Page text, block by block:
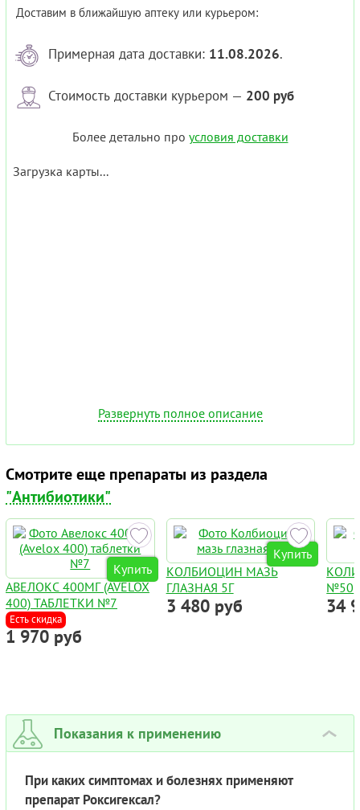
Доставим в ближайшую аптеку или курьером:
Примерная дата доставки: 11.08.2026.
Стоимость доставки курьером — 200 руб
Более детально про условия доставки
Загрузка карты...
Развернуть полное описание
Смотрите еще препараты из раздела
"Антибиотики"
Купить
АВЕЛОКС 400МГ (AVELOX
400) ТАБЛЕТКИ №7
Есть скидка
1 970 руб
Купить
КОЛБИОЦИН МАЗЬ
ГЛАЗНАЯ 5Г
3 480 руб
№50
34
Показания к применению ›
При каких симптомах и болезнях применяют
препарат Роксигексал?